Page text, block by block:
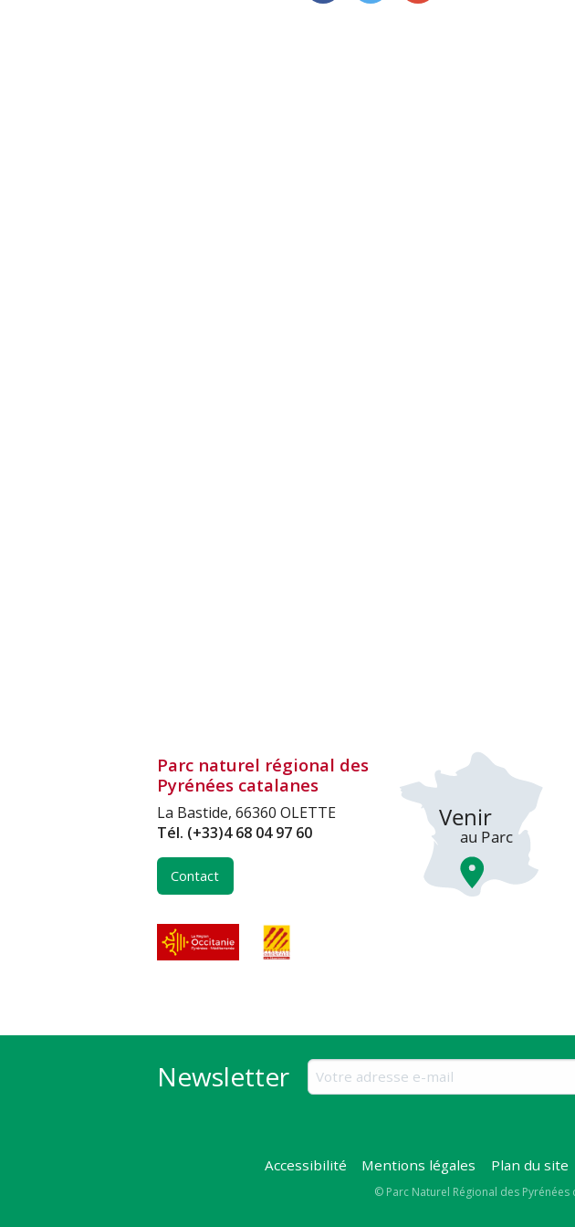
Parc naturel régional des
Pyrénées catalanes
La Bastide, 66360 OLETTE
Tél. (+33)4 68 04 97 60
Contact
Newsletter
Accessibilité Mentions légales Plan du site
Copyright
© Parc Naturel Régional des Pyrénées